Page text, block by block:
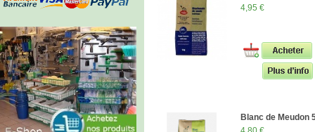
4,95 €
Blanc de Meudon